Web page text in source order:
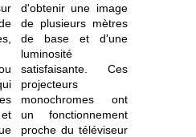
d'obtenir une image
de plusieurs mètres
de base et d'une
luminosité
satisfaisante. Ces
projecteurs
monochromes ont
un fonctionnement
proche du téléviseur